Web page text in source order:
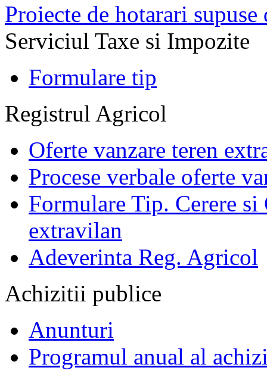
Proiecte de hotarari
Serviciul Taxe si Impozite
Formulare tip
Registrul Agricol
Oferte vanzare teren
Procese verbale oferte
Formulare Tip. Cerere si
extravilan
Adeverinta Reg. Agricol
Achizitii publice
Anunturi
Programul anual al